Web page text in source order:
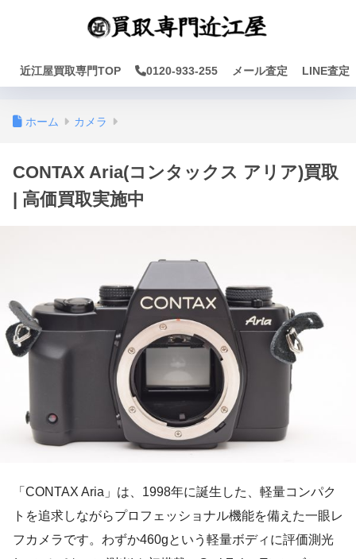
近江屋買取専門TOP 0120-933-255 メール査定 LINE査定
ホーム カメラ
CONTAX Aria(コンタックス アリア)買取
| 高価買取実施中
「CONTAX Aria」は、1998年に誕生した、軽量コンパク
トを追求しながらプロフェッショナル機能を備えた一眼レ
フカメラです。わずか460gという軽量ボディに評価測光